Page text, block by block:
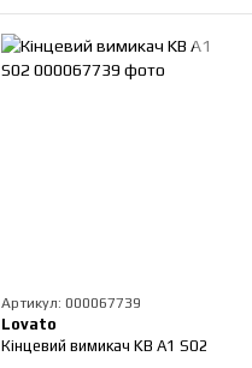
Артикул: 000067739
Lovato
Кінцевий вимикач KB A1 S02